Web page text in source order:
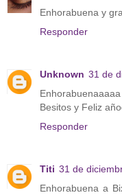
Enhorabuena y
Responder
Unknown 31 de
Besitos y Feliz
Responder
Titi 31 de
Enhorabuena a